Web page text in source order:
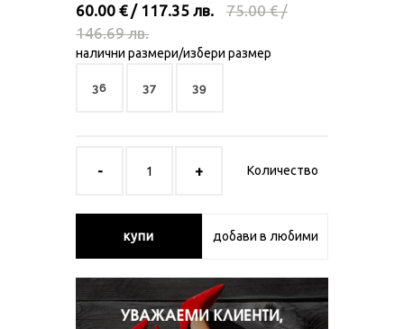
60.00 € / 117.35 лв.
75.00 € /
146.69 лв.
налични размери/избери размер
36 37 39
Количество
купи добави в любими